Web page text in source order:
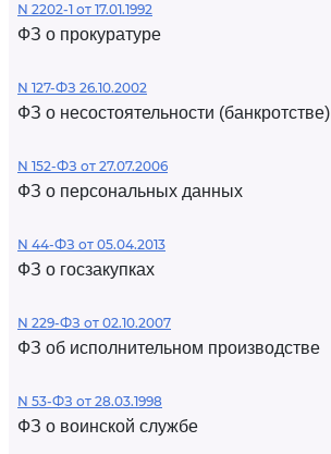
N 2202-1 от 17.01.1992
ФЗ о прокуратуре
N 127-ФЗ 26.10.2002
ФЗ о несостоятельности (банкротстве)
N 152-ФЗ от 27.07.2006
ФЗ о персональных данных
N 44-ФЗ от 05.04.2013
ФЗ о госзакупках
N 229-ФЗ от 02.10.2007
ФЗ об исполнительном производстве
N 53-ФЗ от 28.03.1998
ФЗ о воинской службе